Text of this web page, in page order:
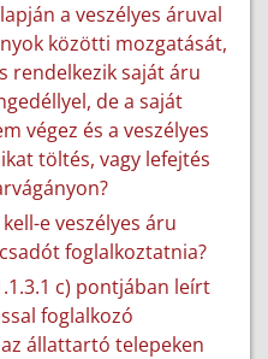
a veszélyes áruval
közötti mozgatását,
rendelkezik saját áru
de a saját
végez és a veszélyes
töltés, vagy lefejtés
e veszélyes áru
foglalkoztatnia?
c) pontjában leírt
foglalkozó
állattartó telepeken